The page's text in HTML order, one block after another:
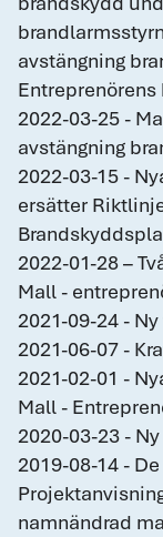
avstängning
2022-03-25 -
avstängning
2022-03-15 -
ersätter
2022-01-28 –
Mall -
2021-09-24 -
2021-06-07 -
2021-02-01 -
Mall -
2020-03-23 -
2019-08-14 -
namnändrad